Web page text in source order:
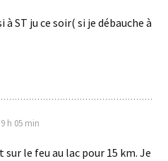
à ST ju ce soir( si je débauche à
h 05 min
sur le feu au lac pour 15 km. Je